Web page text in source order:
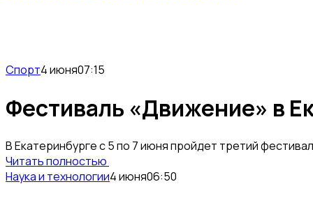
Спорт4 июня07:15
Фестиваль «Движение» в
В Екатеринбурге с 5 по 7 июня пройдет третий
Читать полностью
Наука и технологии4 июня06:50